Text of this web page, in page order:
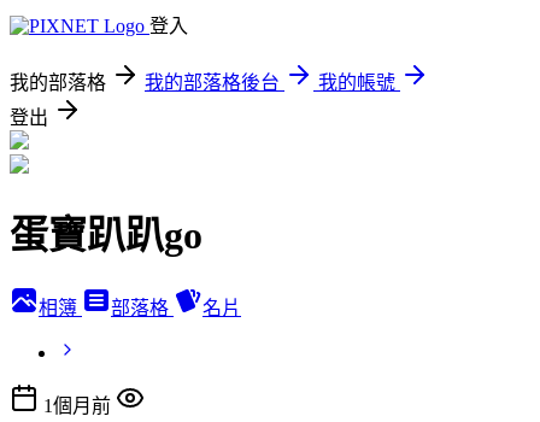
登入
我的部落格 我的部落格後台
我的帳號
登出
蛋寶趴趴go
相簿 部落格 名片
1個月前